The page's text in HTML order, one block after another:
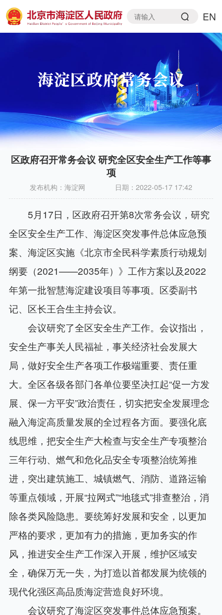
EN
区政府召开常务会议 研究全区安全生产工作等事
项
发布机构：海淀网 日期： 2022-05-17 17:42
5月17日，区政府召开第8次常务会议，研究
全区安全生产工作、海淀区突发事件总体应急预
案、海淀区实施《北京市全民科学素质行动规划
纲要（2021——2035年）》工作方案以及2022
年第一批智慧海淀建设项目等事项。区委副书
记、区长王合生主持会议。
会议研究了全区安全生产工作。会议指出，
安全生产事关人民福祉，事关经济社会发展大
局，做好安全生产各项工作极端重要、责任重
大。全区各级各部门各单位要坚决扛起“促一方发
展、保一方平安”政治责任，切实把安全发展理念
融入海淀高质量发展的全过程各方面。要强化底
线思维，把安全生产大检查与安全生产专项整治
三年行动、燃气和危化品安全专项整治统筹推
进，突出建筑施工、城镇燃气、消防、道路运输
等重点领域，开展“拉网式”“地毯式”排查整治，消
除各类风险隐患。要统筹好发展和安全，以更加
严格的要求，更加有力的措施，更加务实的作
风，推进安全生产工作深入开展，维护区域安
全，确保万无一失，为打造以首都发展为统领的
现代化强区高品质海淀营造良好环境。
会议研究了海淀区突发事件总体应急预案。